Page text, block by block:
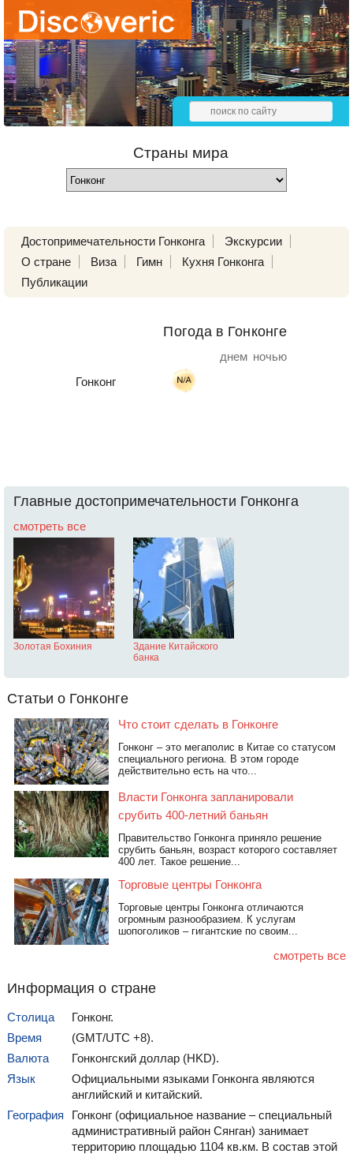
Страны мира
Достопримечательности Гонконга
Экскурсии
О стране
Виза Гимн
Кухня Гонконга
Публикации
Погода в Гонконге
днем ночью
Гонконг
Главные достопримечательности Гонконга
смотреть все
Золотая Бохиния
Здание Китайского
банка
Уличный Эскалатор Полуденная пушка
Мюрей Хаус
Бывшая Французская
Океанографический
Ботанический и
Зоологический сад
Статьи о Гонконге
Что стоит сделать в Гонконге
Гонконг – это мегаполис в Китае со статусом
специального региона. В этом городе
действительно есть на что...
Власти Гонконга запланировали
срубить 400-летний баньян
Правительство Гонконга приняло решение
срубить баньян, возраст которого составляет
400 лет. Такое решение...
Торговые центры Гонконга
Торговые центры Гонконга отличаются
огромным разнообразием. К услугам
шопоголиков – гигантские по своим...
смотреть все
Информация о стране
Столица
Гонконг.
Время
(GMT/UTC +8).
Валюта
Гонконгский доллар (HKD).
Язык
Официальными языками Гонконга являются
английский и китайский.
География
Гонконг (официальное название – специальный
административный район Сянган) занимает
территорию площадью 1104 кв.км. В состав этой